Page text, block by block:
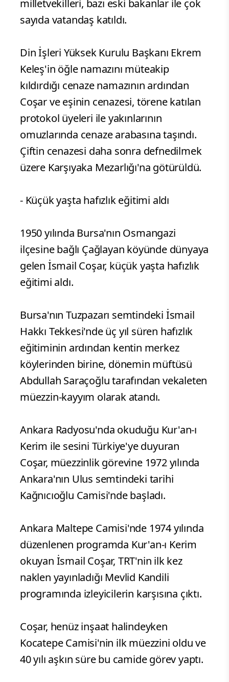
milletvekilleri, bazı eski bakanlar ile çok
sayıda vatandaş katıldı.
Din İşleri Yüksek Kurulu Başkanı Ekrem
Keleş'in öğle namazını müteakip
kıldırdığı cenaze namazının ardından
Coşar ve eşinin cenazesi, törene katılan
protokol üyeleri ile yakınlarının
omuzlarında cenaze arabasına taşındı.
Çiftin cenazesi daha sonra defnedilmek
üzere Karşıyaka Mezarlığı'na götürüldü.
- Küçük yaşta hafızlık eğitimi aldı
1950 yılında Bursa'nın Osmangazi
ilçesine bağlı Çağlayan köyünde dünyaya
gelen İsmail Coşar, küçük yaşta hafızlık
eğitimi aldı.
Bursa'nın Tuzpazarı semtindeki İsmail
Hakkı Tekkesi'nde üç yıl süren hafızlık
eğitiminin ardından kentin merkez
köylerinden birine, dönemin müftüsü
Abdullah Saraçoğlu tarafından vekaleten
müezzin-kayyım olarak atandı.
Ankara Radyosu'nda okuduğu Kur'an-ı
Kerim ile sesini Türkiye'ye duyuran
Coşar, müezzinlik görevine 1972 yılında
Ankara'nın Ulus semtindeki tarihi
Kağnıcıoğlu Camisi'nde başladı.
Ankara Maltepe Camisi'nde 1974 yılında
düzenlenen programda Kur'an-ı Kerim
okuyan İsmail Coşar, TRT'nin ilk kez
naklen yayınladığı Mevlid Kandili
programında izleyicilerin karşısına çıktı.
Coşar, henüz inşaat halindeyken
Kocatepe Camisi'nin ilk müezzini oldu ve
40 yılı aşkın süre bu camide görev yaptı.